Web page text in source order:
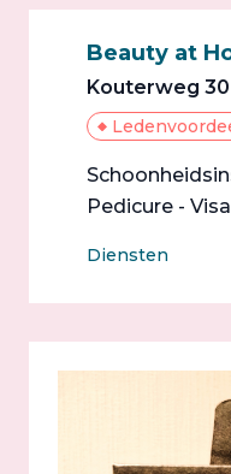
Beauty at
Kouterweg
Pedicure -
Diensten